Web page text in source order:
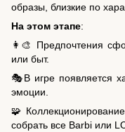
образы, близкие по
На этом этапе:
👩‍🎨 Предпочтения
или быт.
🎭В игре появляется
эмоции.
собрать все Barbi или